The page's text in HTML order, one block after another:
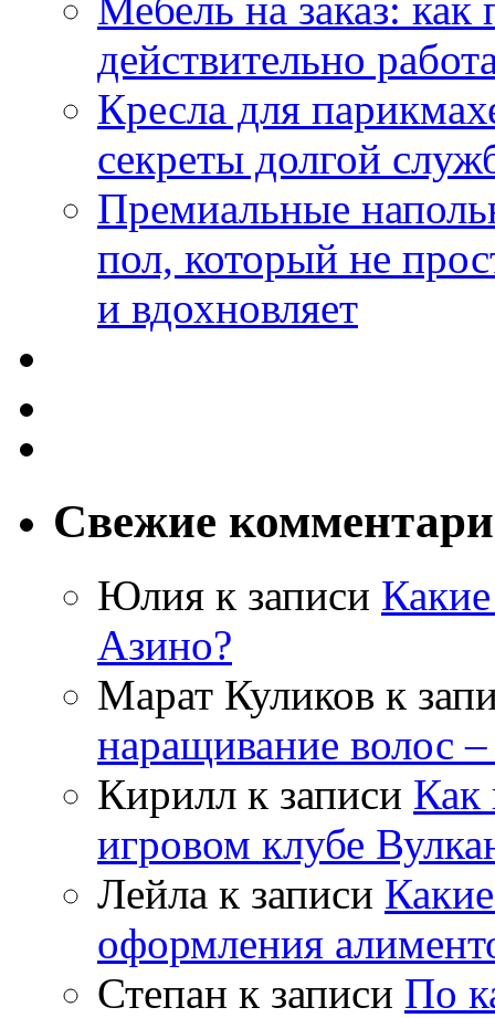
действительно
Кресла для
секреты долгой
Премиальные
пол, который не
и вдохновляет
Свежие
Юлия к записи
Азино?
Марат Куликов к
наращивание волос
Кирилл к записи Как
игровом клубе
Лейла к записи
оформления
Степан к записи По